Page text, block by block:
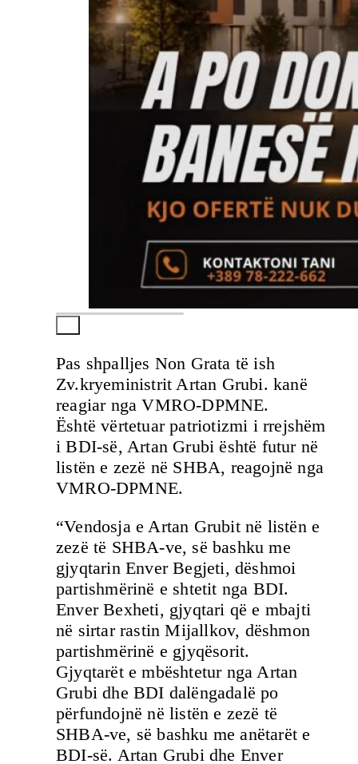
Pas shpalljes Non Grata të ish
Zv.kryeministrit Artan Grubi. kanë
reagiar nga VMRO-DPMNE.
Është vërtetuar patriotizmi i rrejshëm
i BDI-së, Artan Grubi është futur në
listën e zezë në SHBA, reagojnë nga
VMRO-DPMNE.
“Vendosja e Artan Grubit në listën e
zezë të SHBA-ve, së bashku me
gjyqtarin Enver Begjeti, dëshmoi
partishmërinë e shtetit nga BDI.
Enver Bexheti, gjyqtari që e mbajti
në sirtar rastin Mijallkov, dëshmon
partishmërinë e gjyqësorit.
Gjyqtarët e mbështetur nga Artan
Grubi dhe BDI dalëngadalë po
përfundojnë në listën e zezë të
SHBA-ve, së bashku me anëtarët e
BDI-së. Artan Grubi dhe Enver